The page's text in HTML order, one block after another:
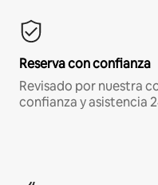
Reserva con confianza
Revisado por nuestra
confianza y asistencia